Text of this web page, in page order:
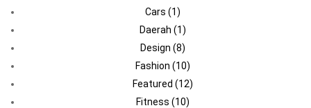
Cars (1)
Daerah (1)
Design (8)
Fashion (10)
Featured (12)
Fitness (10)